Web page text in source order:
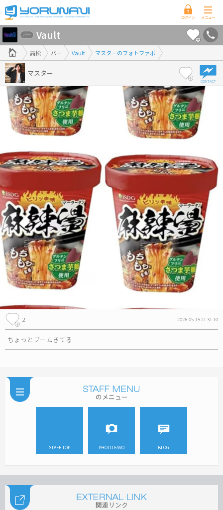
香
川
県
版
高松 バー Vault マスターのフォトファボ
バー Vault
マスター
2 2026-05-15 21:31:10
ちょっとブームきてる
のメニュー
STAFF TOP PHOTO FAVO BLOG
関連リンク